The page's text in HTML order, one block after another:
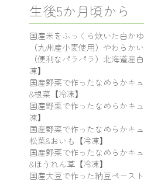
生後5か月頃から
国産米をふっくら炊いた白かゆ
（九州産小麦使用）やわらか
（便利なパラパラ）北海道産
凍】
国産野菜で作ったなめらかキ
&根菜【冷凍】
国産野菜で作ったなめらかキ
凍】
国産野菜で作ったなめらかキ
松菜&おいも【冷凍】
国産野菜で作ったなめらかキ
&ほうれん草【冷凍】
国産大豆で作った納豆ペースト